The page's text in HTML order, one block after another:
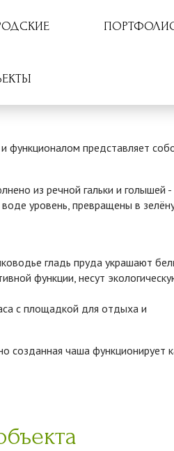
функционалом представляет
из речной гальки и голышей -
уровень, превращены в
гладь пруда украшают
функции, несут
с площадкой для отдыха и
созданная чаша функционирует